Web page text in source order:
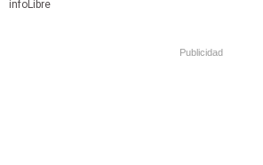
infoLibre
Publicidad